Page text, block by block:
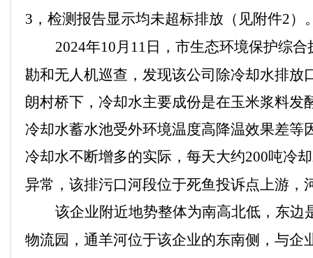
3 ，检测报告显示均未超标排放（见附件2）
2024年10 月 11 日，市生态环境保护综
勘和无人机巡查，发现该公司除冷却水排放
朗村桥下， 冷却水主要成份是在玉米浆料发
冷却水蓄水池受外环境温度高降温效果差
冷却水不断增多的实际，每天大约200吨冷
异常，该排污口河段位于死鱼投诉点上游，
该企业附近地势整体为南高北低，东边
物流园， 通羊河位于该企业的东南侧，与企